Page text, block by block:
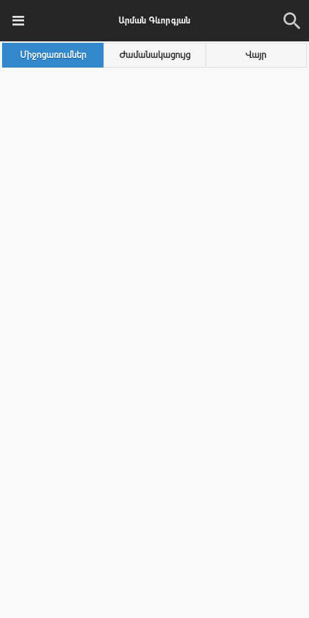
Արման Գևորգյան
Միջոցառումներ Ժամանակացույց Վայր